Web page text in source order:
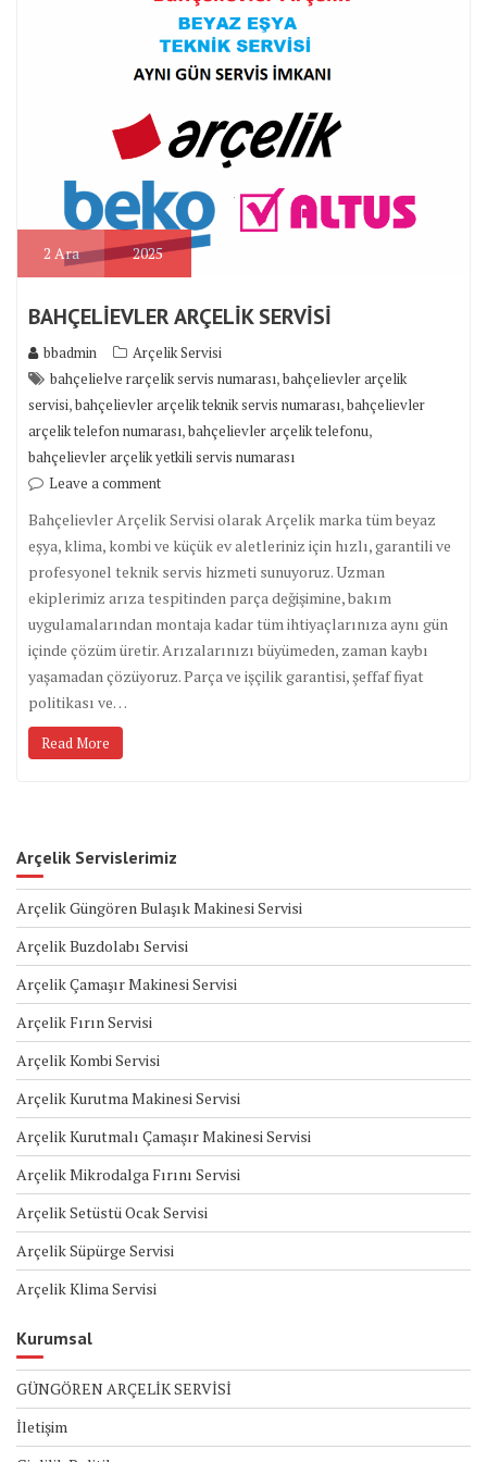
2 Ara 2025
BAHÇELİEVLER ARÇELİK SERVİSİ
bbadmin
Arçelik Servisi
bahçelielve rarçelik servis numarası,bahçelievler arçelik
servisi,bahçelievler arçelik teknik servis numarası,bahçelievler
arçelik telefon numarası,bahçelievler arçelik telefonu,
bahçelievler arçelik yetkili servis numarası
Leave a comment
Bahçelievler Arçelik Servisi olarak Arçelik marka tüm beyaz
eşya, klima, kombi ve küçük ev aletleriniz için hızlı, garantili ve
profesyonel teknik servis hizmeti sunuyoruz. Uzman
ekiplerimiz arıza tespitinden parça değişimine, bakım
uygulamalarından montaja kadar tüm ihtiyaçlarınıza aynı gün
içinde çözüm üretir. Arızalarınızı büyümeden, zaman kaybı
yaşamadan çözüyoruz. Parça ve işçilik garantisi, şeffaf fiyat
politikası ve…
Read More
Arçelik Servislerimiz
Arçelik Güngören Bulaşık Makinesi Servisi
Arçelik Buzdolabı Servisi
Arçelik Çamaşır Makinesi Servisi
Arçelik Fırın Servisi
Arçelik Kombi Servisi
Arçelik Kurutma Makinesi Servisi
Arçelik Kurutmalı Çamaşır Makinesi Servisi
Arçelik Mikrodalga Fırını Servisi
Arçelik Setüstü Ocak Servisi
Arçelik Süpürge Servisi
Arçelik Klima Servisi
Kurumsal
GÜNGÖREN ARÇELİK SERVİSİ
İletişim